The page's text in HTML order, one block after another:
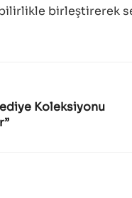
birleştirerek
Koleksiyonu